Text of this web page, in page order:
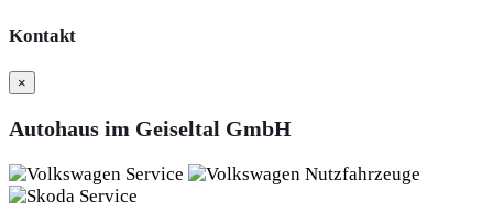
Kontakt
×
Autohaus im Geiseltal GmbH